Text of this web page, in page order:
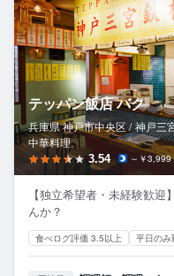
テッパン飯店 バク
兵庫県 神戸市中央区 / 神戸三
中華料理
3.54 ～￥3,999
【独立希望者・未経験歓
んか？
食べログ評価 3.5以上 平日のみ